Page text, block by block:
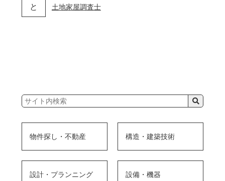
と 土地家屋調査士
物件探し・不動産 構造・建築技術
設計・プランニング 設備・機器